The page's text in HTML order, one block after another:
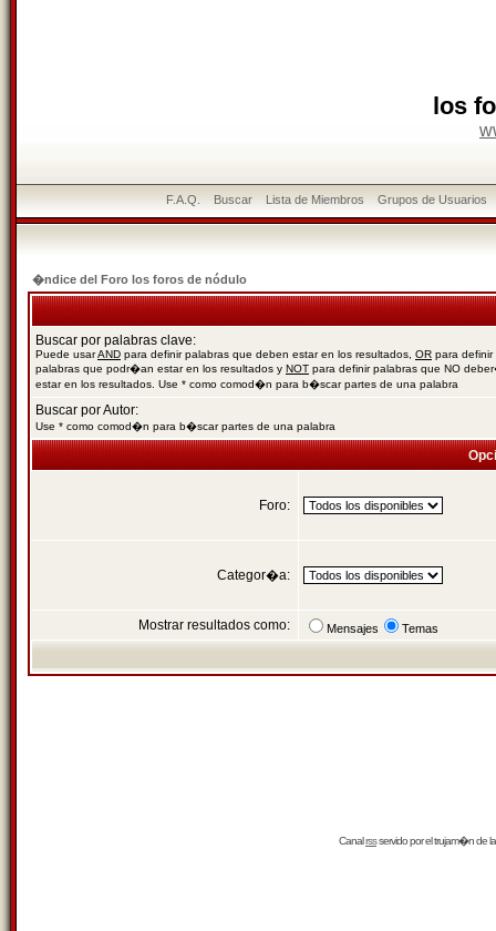
los
F.A.Q. Buscar Lista de Miembros Grupos de Usuarios
�ndice del Foro los foros de nódulo
Buscar por palabras clave:
Puede usarAND para definir palabras que deben estar en los resultados, OR para definir
palabras que podr�an estar en los resultados y NOT para definir palabras que NO
estar en los resultados. Use * como comod�n para b�scar partes de una palabra
Buscar por Autor:
Use * como comod�n para b�scar partes de una palabra
Foro:
Categor�a:
Mostrar resultados como: Mensajes Temas
Canalrssservido por eltrujam�nde